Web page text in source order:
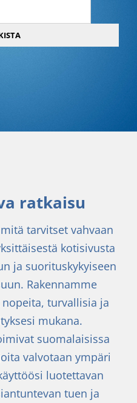
ratkaisu
tarvitset vahvaan
kotisivusta
ja suorituskykyiseen
Rakennamme
turvallisia ja
mukana.
suomalaisissa
valvotaan ympäri
luotettavan
tuen ja